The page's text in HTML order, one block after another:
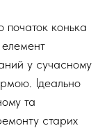
конька
елемент
у сучасному
Ідеально
та
старих